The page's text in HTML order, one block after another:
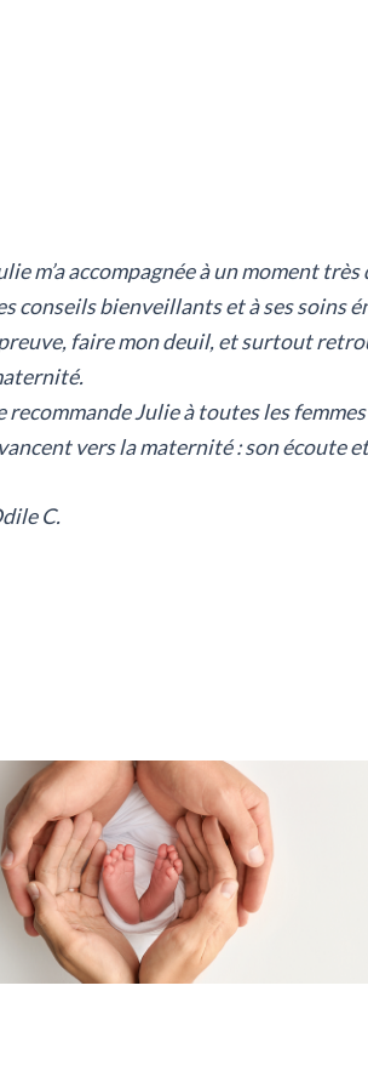
m’a accompagnée à un moment
conseils bienveillants et à ses soins
faire mon deuil, et surtout
recommande Julie à toutes les
vers la maternité : son écoute
C.